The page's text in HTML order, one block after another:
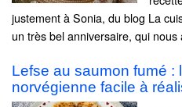
justement à Sonia, du blog La
un très bel anniversaire, qui nous
Lefse au saumon fumé :
norvégienne facile à